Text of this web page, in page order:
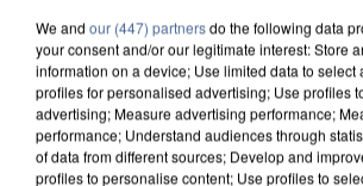
We and our (447) partnersdo the following data
your consent and/or our legitimate interest: Store
information on a device; Use limited data to select
profiles for personalised advertising; Use profiles
advertising; Measure advertising performance;
performance; Understand audiences through
of data from different sources; Develop and
profiles to personalise content; Use profiles to